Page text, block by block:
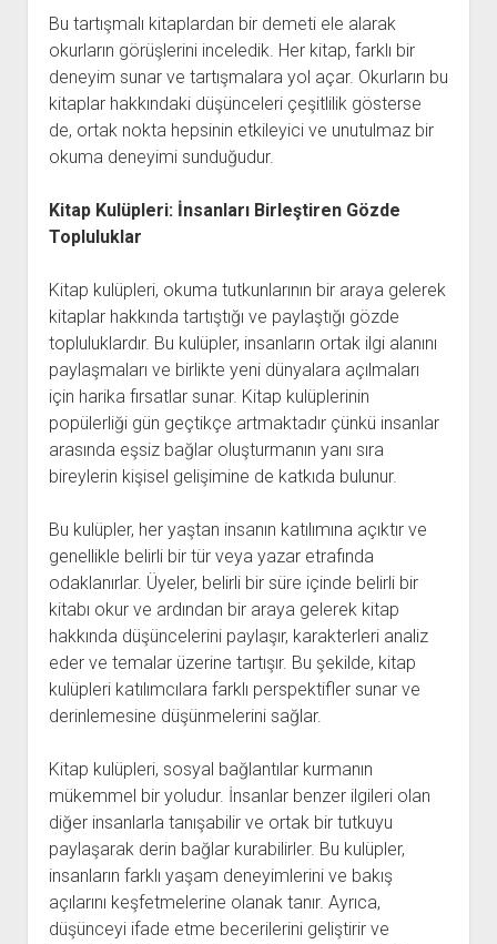
Bu tartışmalı kitaplardan bir demeti ele alarak
okurların görüşlerini inceledik. Her kitap, farklı bir
deneyim sunar ve tartışmalara yol açar. Okurların bu
kitaplar hakkındaki düşünceleri çeşitlilik gösterse
de, ortak nokta hepsinin etkileyici ve unutulmaz bir
okuma deneyimi sunduğudur.
Kitap Kulüpleri: İnsanları Birleştiren Gözde
Topluluklar
Kitap kulüpleri, okuma tutkunlarının bir araya gelerek
kitaplar hakkında tartıştığı ve paylaştığı gözde
topluluklardır. Bu kulüpler, insanların ortak ilgi alanını
paylaşmaları ve birlikte yeni dünyalara açılmaları
için harika fırsatlar sunar. Kitap kulüplerinin
popülerliği gün geçtikçe artmaktadır çünkü insanlar
arasında eşsiz bağlar oluşturmanın yanı sıra
bireylerin kişisel gelişimine de katkıda bulunur.
Bu kulüpler, her yaştan insanın katılımına açıktır ve
genellikle belirli bir tür veya yazar etrafında
odaklanırlar. Üyeler, belirli bir süre içinde belirli bir
kitabı okur ve ardından bir araya gelerek kitap
hakkında düşüncelerini paylaşır, karakterleri analiz
eder ve temalar üzerine tartışır. Bu şekilde, kitap
kulüpleri katılımcılara farklı perspektifler sunar ve
derinlemesine düşünmelerini sağlar.
Kitap kulüpleri, sosyal bağlantılar kurmanın
mükemmel bir yoludur. İnsanlar benzer ilgileri olan
diğer insanlarla tanışabilir ve ortak bir tutkuyu
paylaşarak derin bağlar kurabilirler. Bu kulüpler,
insanların farklı yaşam deneyimlerini ve bakış
açılarını keşfetmelerine olanak tanır. Ayrıca,
düşünceyi ifade etme becerilerini geliştirir ve